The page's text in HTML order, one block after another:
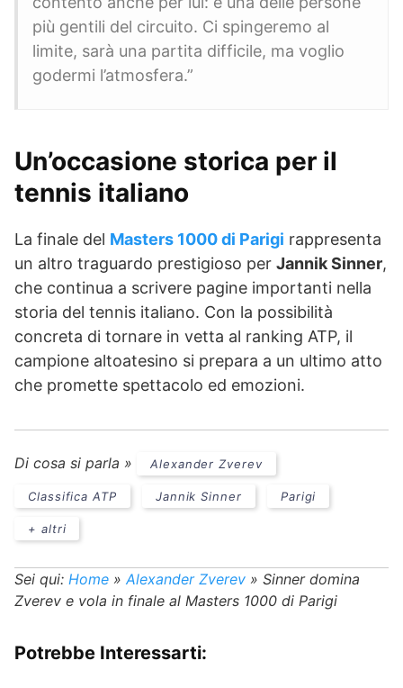
più gentili del circuito. Ci spingeremo al
limite, sarà una partita difficile, ma voglio
godermi l’atmosfera.”
Un’occasione storica per il
tennis italiano
La finale del Masters 1000 di Parigi rappresenta
un altro traguardo prestigioso per Jannik Sinner,
che continua a scrivere pagine importanti nella
storia del tennis italiano. Con la possibilità
concreta di tornare in vetta al ranking ATP, il
campione altoatesino si prepara a un ultimo atto
che promette spettacolo ed emozioni.
Di cosa si parla » Alexander Zverev
Classifica ATP Jannik Sinner Parigi
+ altri
Sei qui: Home » Alexander Zverev » Sinner domina
Zverev e vola in finale al Masters 1000 di Parigi
Potrebbe Interessarti: